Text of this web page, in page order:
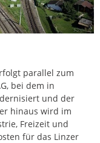
parallel zum
bei dem in
und der
hinaus wird im
Freizeit und
für das Linzer